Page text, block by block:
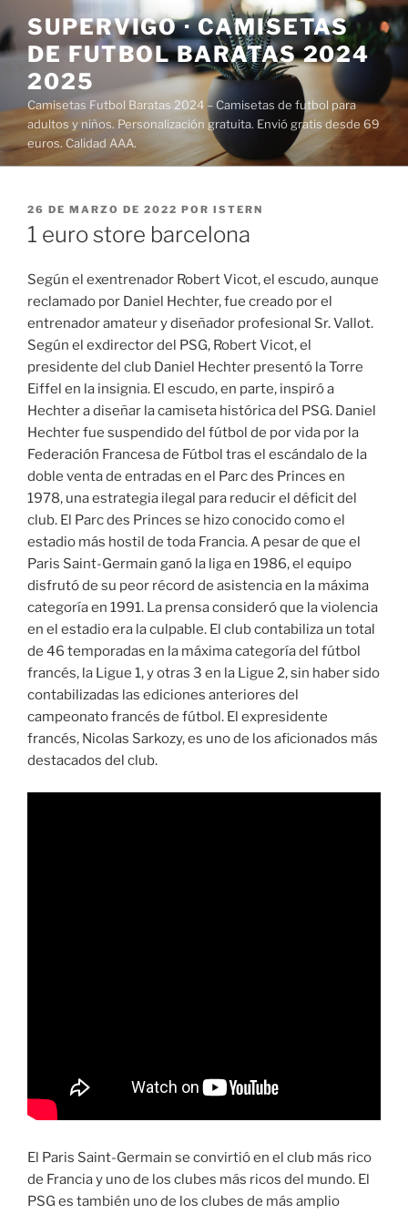
al
contenido
SUPERVIGO · CAMISETAS
DE FUTBOL BARATAS 2024
2025
Camisetas Futbol Baratas 2024 – Camisetas de futbol para
adultos y niños. Personalización gratuita. Envió gratis desde 69
euros. Calidad AAA.
PUBLICADO
EL
26 DE MARZO DE 2022 POR ISTERN
1 euro store barcelona
Según el exentrenador Robert Vicot, el escudo, aunque
reclamado por Daniel Hechter, fue creado por el
entrenador amateur y diseñador profesional Sr. Vallot.
Según el exdirector del PSG, Robert Vicot, el
presidente del club Daniel Hechter presentó la Torre
Eiffel en la insignia. El escudo, en parte, inspiró a
Hechter a diseñar la camiseta histórica del PSG. Daniel
Hechter fue suspendido del fútbol de por vida por la
Federación Francesa de Fútbol tras el escándalo de la
doble venta de entradas en el Parc des Princes en
1978, una estrategia ilegal para reducir el déficit del
club. El Parc des Princes se hizo conocido como el
estadio más hostil de toda Francia. A pesar de que el
Paris Saint-Germain ganó la liga en 1986, el equipo
disfrutó de su peor récord de asistencia en la máxima
categoría en 1991. La prensa consideró que la violencia
en el estadio era la culpable. El club contabiliza un total
de 46 temporadas en la máxima categoría del fútbol
francés, la Ligue 1, y otras 3 en la Ligue 2, sin haber sido
contabilizadas las ediciones anteriores del
campeonato francés de fútbol. El expresidente
francés, Nicolas Sarkozy, es uno de los aficionados más
destacados del club.
El Paris Saint-Germain se convirtió en el club más rico
de Francia y uno de los clubes más ricos del mundo. El
PSG es también uno de los clubes de más amplio